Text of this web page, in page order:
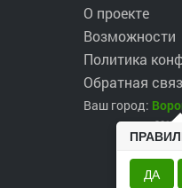
О проекте
Возможности
Политика
Обратная
Ваш город:
ДА
2017